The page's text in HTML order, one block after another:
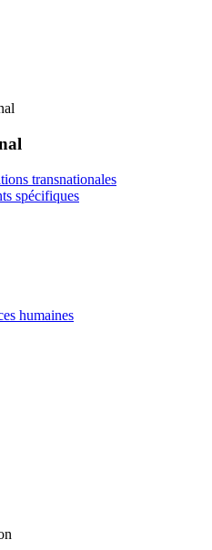
transnationales
spécifiques
humaines